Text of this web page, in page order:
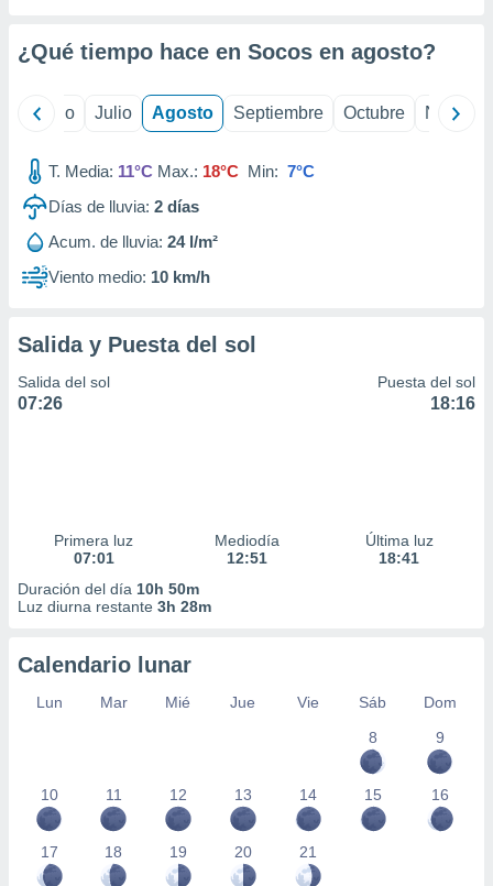
publicidad
de
¿Qué tiempo hace en Socos en agosto?
Junio Julio Agosto Septiembre Octubre
T. Media: 11°C Max.: 18°C Min: 7°C
Días de lluvia: 2 días
Acum. de lluvia: 24 l/m²
Viento medio: 10 km/h
Salida y Puesta del sol
Salida del sol
07:26
Puesta del sol
18:16
Primera luz
07:01
Mediodía
12:51
Última luz
18:41
Duración del día 10h 50m
Luz diurna restante 3h 28m
Calendario lunar
Lun Mar Mié Jue Vie Sáb
Dom
8
9
10 11 12 13 14 15 16
17 18 19 20 21